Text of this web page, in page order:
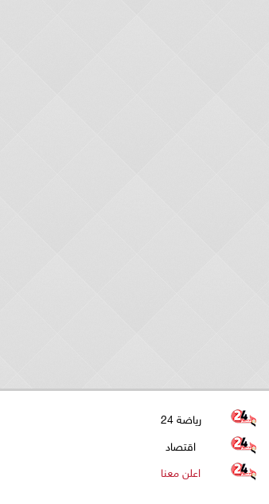
رياضة 24
اقتصاد
اعلن معنا